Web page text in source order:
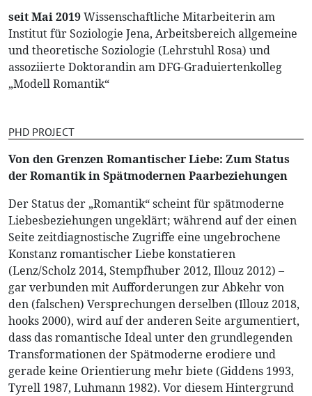
seit Mai 2019Wissenschaftliche Mitarbeiterin am
Institut für Soziologie Jena, Arbeitsbereich allgemeine
und theoretische Soziologie (Lehrstuhl Rosa) und
assoziierte Doktorandin am DFG-Graduiertenkolleg
„Modell Romantik“
PHD PROJECT
Von den Grenzen Romantischer Liebe: Zum Status
der Romantik in Spätmodernen Paarbeziehungen
Der Status der „Romantik“ scheint für spätmoderne
Liebesbeziehungen ungeklärt; während auf der einen
Seite zeitdiagnostische Zugriffe eine ungebrochene
Konstanz romantischer Liebe konstatieren
(Lenz/Scholz 2014, Stempfhuber 2012, Illouz 2012) –
gar verbunden mit Aufforderungen zur Abkehr von
den (falschen) Versprechungen derselben (Illouz 2018,
hooks 2000), wird auf der anderen Seite argumentiert,
dass das romantische Ideal unter den grundlegenden
Transformationen der Spätmoderne erodiere und
gerade keine Orientierung mehr biete (Giddens 1993,
Tyrell 1987, Luhmann 1982). Vor diesem Hintergrund